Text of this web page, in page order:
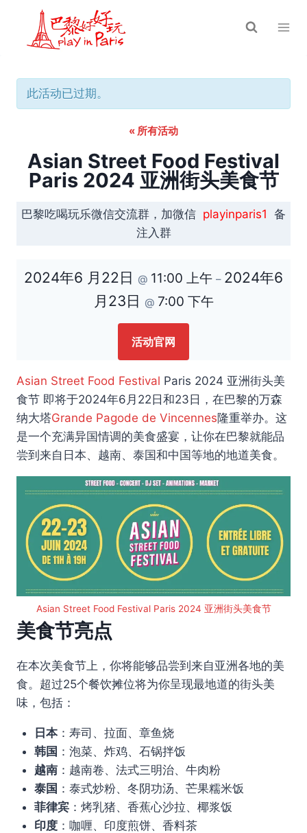
此活动已过期。
« 所有活动
Asian Street Food Festival
Paris 2024 亚洲街头美食节
巴黎吃喝玩乐微信交流群，加微信 playinparis1 备
注入群
2024年6 月22日 @ 11:00 上午 – 2024年6
月23日 @ 7:00 下午
活动官网
Asian Street Food Festival Paris 2024 亚洲街头美
食节 即将于2024年6月22日和23日，在巴黎的万森
纳大塔Grande Pagode de Vincennes隆重举办。这
是一个充满异国情调的美食盛宴，让你在巴黎就能品
尝到来自日本、越南、泰国和中国等地的地道美食。
Asian Street Food Festival Paris 2024 亚洲街头美食节
美食节亮点
在本次美食节上，你将能够品尝到来自亚洲各地的美
食。超过25个餐饮摊位将为你呈现最地道的街头美
味，包括：
日本：寿司、拉面、章鱼烧
韩国 ：泡菜、炸鸡、石锅拌饭
越南：越南卷、法式三明治、牛肉粉
泰国 ：泰式炒粉、冬阴功汤、芒果糯米饭
菲律宾：烤乳猪、香蕉心沙拉、椰浆饭
印度：咖喱、印度煎饼、香料茶